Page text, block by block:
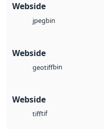
Webside
jpegbin
Webside
geotiffbin
Webside
tifftif